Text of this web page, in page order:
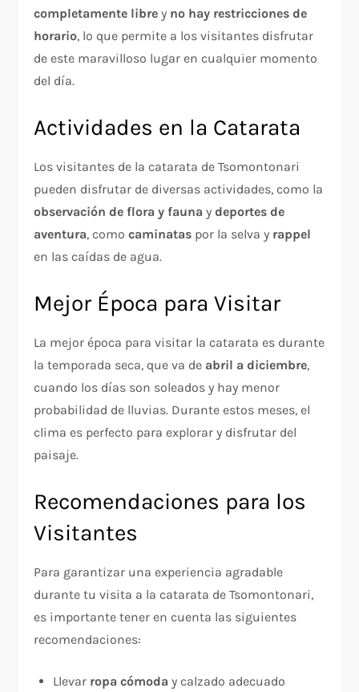
completamente libre y no hay restricciones de
horario, lo que permite a los visitantes disfrutar
de este maravilloso lugar en cualquier momento
del día.
Actividades en la Catarata
Los visitantes de la catarata de Tsomontonari
pueden disfrutar de diversas actividades, como la
observación de flora y fauna ydeportes de
aventura, comocaminatas por la selva y rappel
en las caídas de agua.
Mejor Época para Visitar
La mejor época para visitar la catarata es durante
la temporada seca, que va de abril a diciembre,
cuando los días son soleados y hay menor
probabilidad de lluvias. Durante estos meses, el
clima es perfecto para explorar y disfrutar del
paisaje.
Recomendaciones para los
Visitantes
Para garantizar una experiencia agradable
durante tu visita a la catarata de Tsomontonari,
es importante tener en cuenta las siguientes
recomendaciones:
Llevar ropa cómoda y calzado adecuado